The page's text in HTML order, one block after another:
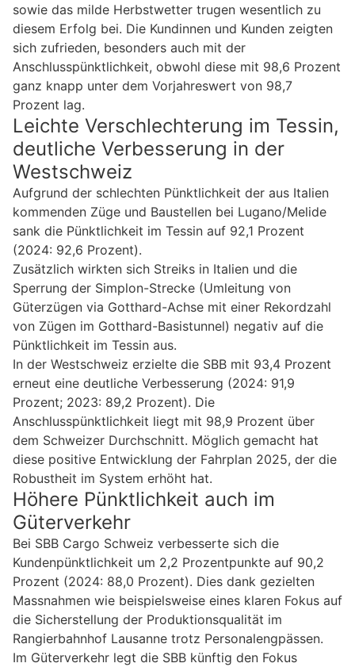
sowie das milde Herbstwetter trugen wesentlich zu
diesem Erfolg bei. Die Kundinnen und Kunden zeigten
sich zufrieden, besonders auch mit der
Anschlusspünktlichkeit, obwohl diese mit 98,6 Prozent
ganz knapp unter dem Vorjahreswert von 98,7
Prozent lag.
Leichte Verschlechterung im Tessin,
deutliche Verbesserung in der
Westschweiz
Aufgrund der schlechten Pünktlichkeit der aus Italien
kommenden Züge und Baustellen bei Lugano/Melide
sank die Pünktlichkeit im Tessin auf 92,1 Prozent
(2024: 92,6 Prozent).
Zusätzlich wirkten sich Streiks in Italien und die
Sperrung der Simplon-Strecke (Umleitung von
Güterzügen via Gotthard-Achse mit einer Rekordzahl
von Zügen im Gotthard-Basistunnel) negativ auf die
Pünktlichkeit im Tessin aus.
In der Westschweiz erzielte die SBB mit 93,4 Prozent
erneut eine deutliche Verbesserung (2024: 91,9
Prozent; 2023: 89,2 Prozent). Die
Anschlusspünktlichkeit liegt mit 98,9 Prozent über
dem Schweizer Durchschnitt. Möglich gemacht hat
diese positive Entwicklung der Fahrplan 2025, der die
Robustheit im System erhöht hat.
Höhere Pünktlichkeit auch im
Güterverkehr
Bei SBB Cargo Schweiz verbesserte sich die
Kundenpünktlichkeit um 2,2 Prozentpunkte auf 90,2
Prozent (2024: 88,0 Prozent). Dies dank gezielten
Massnahmen wie beispielsweise eines klaren Fokus auf
die Sicherstellung der Produktionsqualität im
Rangierbahnhof Lausanne trotz Personalengpässen.
Im Güterverkehr legt die SBB künftig den Fokus